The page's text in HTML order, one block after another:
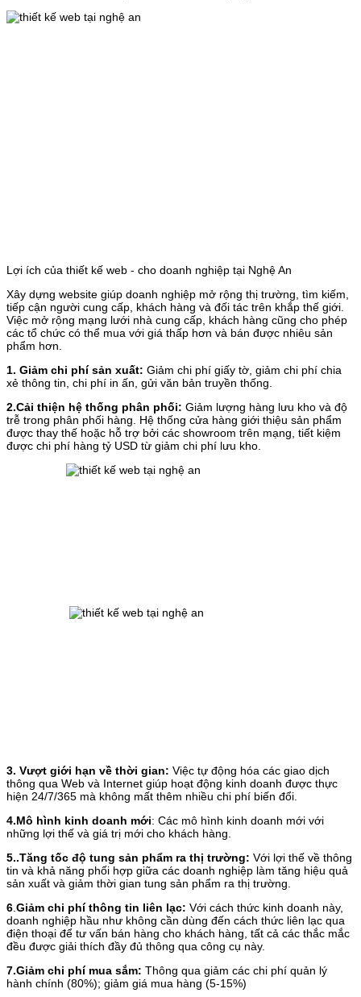
Lợi ích của thiết kế web - cho doanh nghiệp tại Nghệ An
Xây dựng website giúp doanh nghiệp mở rộng thị trường, tìm kiếm,
tiếp cận người cung cấp, khách hàng và đối tác trên khắp thế giới.
Việc mở rộng mạng lưới nhà cung cấp, khách hàng cũng cho phép
các tổ chức có thể mua với giá thấp hơn và bán được nhiêu sản
phẩm hơn.
1. Giảm chi phí sản xuất: Giảm chi phí giấy tờ, giảm chi phí chia
xẻ thông tin, chi phí in ấn, gửi văn bản truyền thống.
2.Cải thiện hệ thống phân phối: Giảm lượng hàng lưu kho và độ
trễ trong phân phối hàng. Hệ thống cửa hàng giới thiệu sản phẩm
được thay thế hoặc hỗ trợ bởi các showroom trên mạng, tiết kiệm
được chi phí hàng tỷ USD từ giảm chi phí lưu kho.
3. Vượt giới hạn về thời gian: Việc tự động hóa các giao dịch
thông qua Web và Internet giúp hoạt động kinh doanh được thực
hiện 24/7/365 mà không mất thêm nhiều chi phí biến đổi.
4.Mô hình kinh doanh mới: Các mô hình kinh doanh mới với
những lợi thế và giá trị mới cho khách hàng.
5..Tăng tốc độ tung sản phẩm ra thị trường: Với lợi thế về thông
tin và khả năng phối hợp giữa các doanh nghiệp làm tăng hiệu quả
sản xuất và giảm thời gian tung sản phẩm ra thị trường.
6 Giảm chi phí thông tin liên lạc: Với cách thức kinh doanh này,
doanh nghiệp hầu như không cần dùng đến cách thức liên lạc qua
điện thoại để tư vấn bán hàng cho khách hàng, tất cả các thắc mắc
đều được giải thích đầy đủ thông qua công cụ này.
7.Giảm chi phí mua sắm: Thông qua giảm các chi phí quản lý
hành chính (80%); giảm giá mua hàng (5-15%)